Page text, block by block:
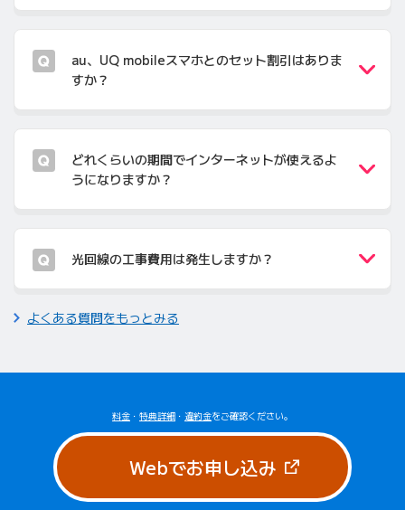
au、UQ mobileスマホとのセット割引はありま
すか？
どれくらいの期間でインターネットが使えるよ
うになりますか？
光回線の工事費用は発生しますか？
よくある質問をもっとみる
料金 ・ 特典詳細 ・ 違約金をご確認ください。
Webでお申し込み（新しいタブ